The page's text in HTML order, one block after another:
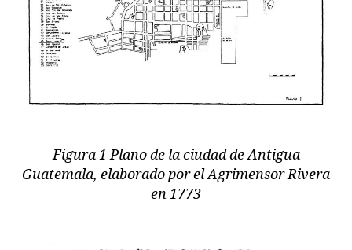
Figura 1 Plano de la ciudad de Antigua
Guatemala, elaborado por el Agrimensor Rivera
en 1773